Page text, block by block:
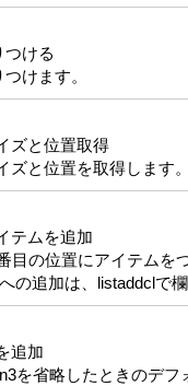
つける
けます。
ズと位置取得
ズと位置を取得します
テムを追加
目の位置にアイテム
の追加は、listaddclで
追加
を省略したときのデフ